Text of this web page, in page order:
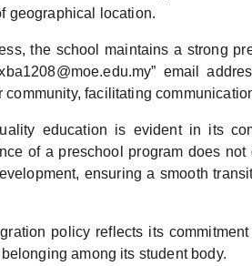
geographical location.
the school maintains a strong
email
facilitating
education is evident in its
of a preschool program does not
ensuring a smooth
policy reflects its
among its student body.